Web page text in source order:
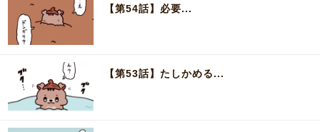
【第54話】必要...
【第53話】たしかめる...